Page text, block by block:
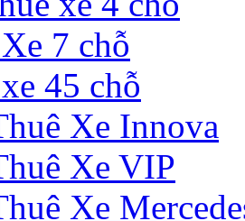
7 chỗ
45 chỗ
Xe Innova
Xe VIP
Xe